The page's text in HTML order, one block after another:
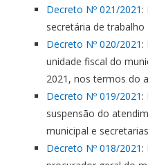
Decreto Nº 021/2021 :
secretária de trabalho
Decreto Nº 020/2021 :
unidade fiscal do
2021, nos termos do
Decreto Nº 019/2021 :
suspensão do
municipal e
Decreto Nº 018/2021 :